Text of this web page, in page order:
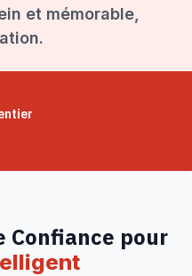
et mémorable,
Confiance pour